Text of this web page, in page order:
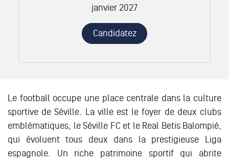
janvier 2027
Candidatez
Le football occupe une place centrale dans la culture
sportive de Séville. La ville est le foyer de deux clubs
emblématiques, le Séville FC et le Real Betis Balompié,
qui évoluent tous deux dans la prestigieuse Liga
espagnole. Un riche patrimoine sportif qui abrite